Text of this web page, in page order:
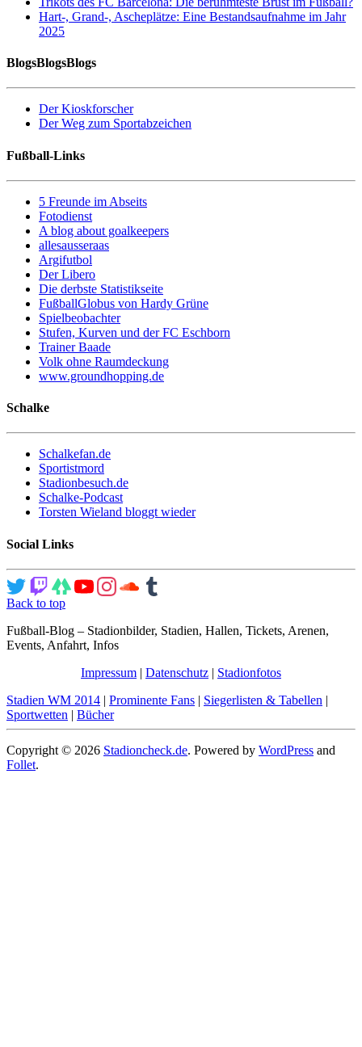
Hart-, Grand-, Ascheplätze: Eine Bestandsaufnahme im Jahr
2025
BlogsBlogsBlogs
Der Kioskforscher
Der Weg zum Sportabzeichen
Fußball-Links
5 Freunde im Abseits
Fotodienst
A blog about goalkeepers
allesausseraas
Argifutbol
Der Libero
Die derbste Statistikseite
FußballGlobus von Hardy Grüne
Spielbeobachter
Stufen, Kurven und der FC Eschborn
Trainer Baade
Volk ohne Raumdeckung
www.groundhopping.de
Schalke
Schalkefan.de
Sportistmord
Stadionbesuch.de
Schalke-Podcast
Torsten Wieland bloggt wieder
Social Links
Back to top
Fußball-Blog – Stadionbilder, Stadien, Hallen, Tickets, Arenen,
Events, Anfahrt, Infos
Impressum | Datenschutz | Stadionfotos
Stadien WM 2014 | Prominente Fans | Siegerlisten & Tabellen |
Sportwetten | Bücher
Copyright © 2026 Stadioncheck.de. Powered by WordPress and
Follet.